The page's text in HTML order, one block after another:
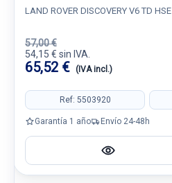
LAND ROVER DISCOVERY V6 TD HSE
57,00 €
54,15 € sin IVA.
65,52 € (IVA incl.)
Ref: 5503920
Garantía 1 año Envío 24-48h